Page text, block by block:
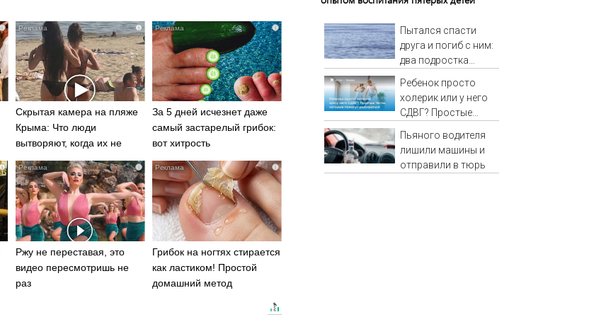
i i
Скрытая камера на пляже
Крыма: Что люди
вытворяют, когда их не
видят...
i
За 5 дней исчезнет даже
самый застарелый грибок:
вот хитрость
i i
Ржу не переставая, это
видео пересмотришь не
раз
i
Грибок на ногтях стирается
как ластиком! Простой
домашний метод
Пытался спасти
друга и погиб с ним:
два подростка
08/08/2026 –
Новости
Ребенок просто
холерик или у него
СДВГ? Простые
помогут
разобраться
Пьяного водителя
лишили машины и
отправили в тюрь